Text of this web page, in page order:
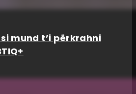
mund t’i përkrahni